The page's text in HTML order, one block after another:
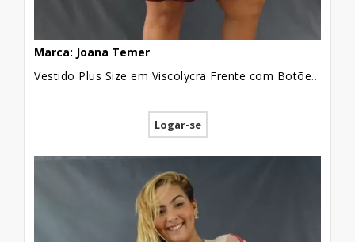
Marca: Joana Temer
Vestido Plus Size em Viscolycra Frente com Botões e Barra com Babado Vinho [2011138]
Logar-se